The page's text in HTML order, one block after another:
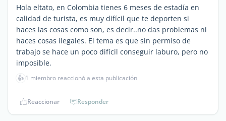
Hola eltato, en Colombia tienes 6 meses de estadía en
calidad de turista, es muy difícil que te deporten si
haces las cosas como son, es decir..no das problemas ni
haces cosas ilegales. El tema es que sin permiso de
trabajo se hace un poco difícil conseguir laburo, pero no
imposible.
👍 1 miembro reaccionó a esta publicación
Reaccionar Responder